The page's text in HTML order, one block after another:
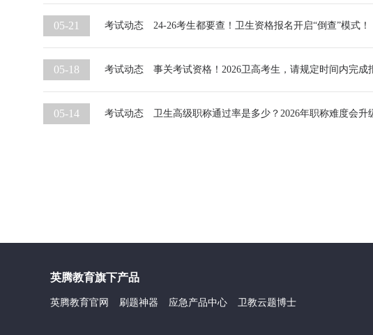
05-21 考试动态 24-26考生都要查！卫生资格报名开启“倒查”模式！
05-18 考试动态 事关考试资格！2026卫高考生，请规定时间内完成
05-14 考试动态 卫生高级职称通过率是多少？2026年职称难度会升
英腾教育旗下产品
英腾教育官网 刷题神器 应急产品中心 卫教云题博士